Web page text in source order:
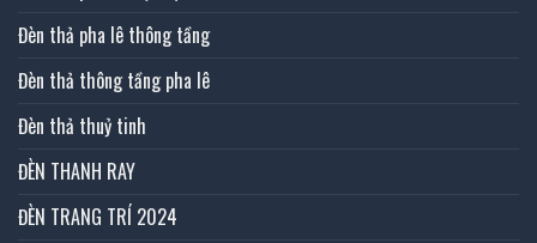
Đèn thả pha lê thông tầng
Đèn thả thông tầng pha lê
Đèn thả thuỷ tinh
ĐÈN THANH RAY
ĐÈN TRANG TRÍ 2024